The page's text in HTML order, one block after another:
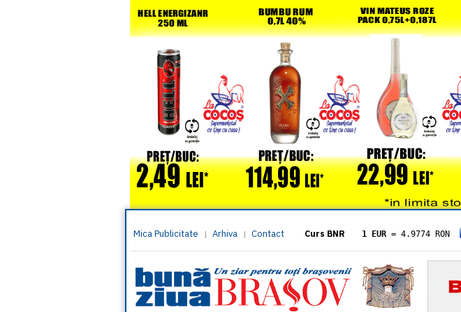
Mica Publicitate | Arhiva | Contact Curs BNR 1 EUR = 4.9774 RON
= 5.8304 RON
1 XAU= 464.4611 RON
1 AED= 1.1933 RON
1 AUD= 2.7957 RON
1 BGN= 2.5449 RON